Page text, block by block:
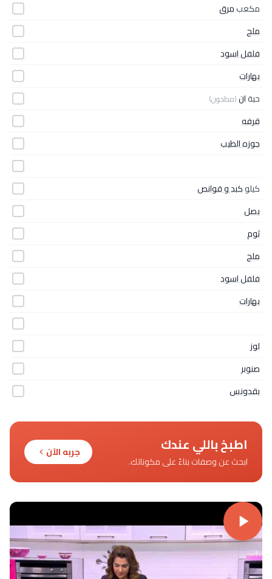
مكعبمرق
ملح
فلفل اسود
بهارات
حبةان(مطحون)
قرفه
جوزه الطيب
كيلوكبد و قوانص
بصل
ثوم
ملح
فلفل اسود
بهارات
لوز
صنوبر
بقدونس
اطبخ باللي عندك
ابحث عن وصفات بناءً على مكوناتك.
جربه الآن